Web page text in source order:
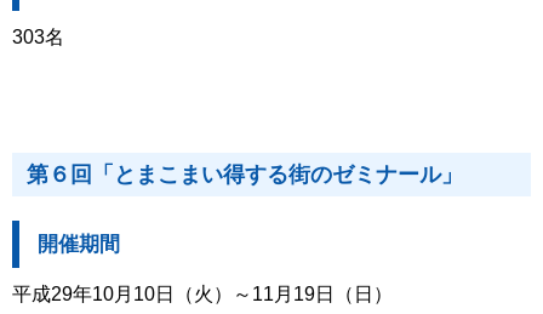
303名
第６回「とまこまい得する街のゼミナール」
開催期間
平成29年10月10日（火）～11月19日（日）